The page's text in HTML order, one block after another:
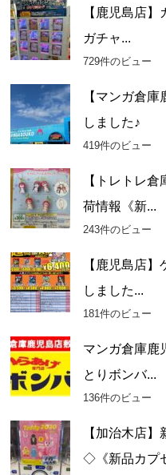
カ
イ
ブ
【鹿児島店
ガチャ...
729件のビュー
【マンガ倉
しました♪
419件のビュー
【トレトレ
荷情報《新...
243件のビュー
【鹿児島店
しました...
181件のビュー
マンガ倉庫
とりボンバ...
136件のビュー
【加治木店
◇《新品カプ